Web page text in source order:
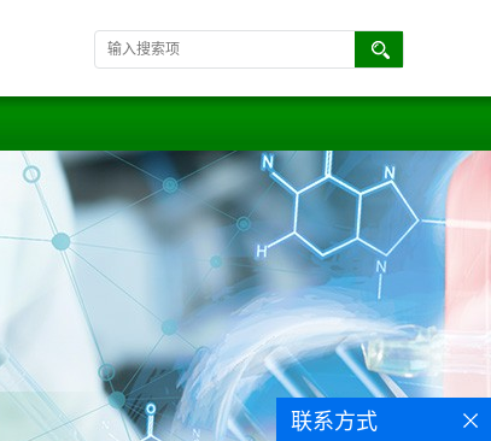
联系方式